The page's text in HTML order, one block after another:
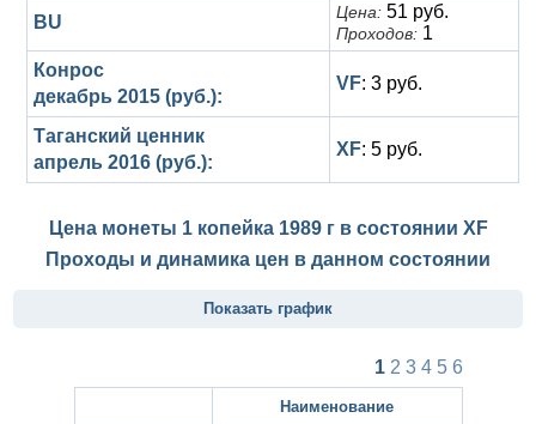
BU Цена: 51 руб.
Проходов: 1
Конрос
декабрь 2015 (руб.):
VF: 3 руб.
Таганский ценник
апрель 2016 (руб.):
XF: 5 руб.
Цена монеты 1 копейка 1989 г в состоянии XF
Проходы и динамика цен в данном состоянии
Показать график
1 2 3 4 5 6
Наименование